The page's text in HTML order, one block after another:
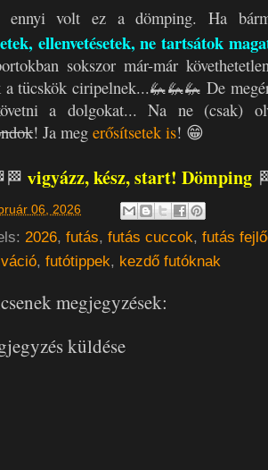
ennyi volt ez a dömping. Ha
ellenvetésetek, ne tartsátok
sokszor már-már
a tücskök ciripelnek...🦗🦗🦗 De
a dolgokat... Na ne (csak)
! Ja meg erősítsetek is! 😁
🏁 vigyázz, kész, start! Dömping
06, 2026
2026, futás, futás cuccok, futás
, futótippek, kezdő futóknak
megjegyzések:
küldése